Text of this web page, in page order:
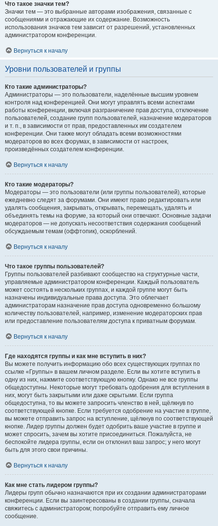
Что такое значки тем?
Значки тем — это выбранные авторами изображения, связанные с
сообщениями и отражающие их содержание. Возможность
использования значков тем зависит от разрешений, установленных
администратором конференции.
Вернуться к началу
Уровни пользователей и группы
Кто такие администраторы?
Администраторы — это пользователи, наделённые высшим уровнем
контроля над конференцией. Они могут управлять всеми аспектами
работы конференции, включая разграничение прав доступа, отключение
пользователей, создание групп пользователей, назначение модераторов
и т. п., в зависимости от прав, предоставленных им создателем
конференции. Они также могут обладать всеми возможностями
модераторов во всех форумах, в зависимости от настроек,
произведённых создателем конференции.
Вернуться к началу
Кто такие модераторы?
Модераторы — это пользователи (или группы пользователей), которые
ежедневно следят за форумами. Они имеют право редактировать или
удалять сообщения, закрывать, открывать, перемещать, удалять и
объединять темы на форуме, за который они отвечают. Основные задачи
модераторов — не допускать несоответствия содержания сообщений
обсуждаемым темам (оффтопик), оскорблений.
Вернуться к началу
Что такое группы пользователей?
Группы пользователей разбивают сообщество на структурные части,
управляемые администратором конференции. Каждый пользователь
может состоять в нескольких группах, и каждой группе могут быть
назначены индивидуальные права доступа. Это облегчает
администраторам назначение прав доступа одновременно большому
количеству пользователей, например, изменение модераторских прав
или предоставление пользователям доступа к приватным форумам.
Вернуться к началу
Где находятся группы и как мне вступить в них?
Вы можете получить информацию обо всех существующих группах по
ссылке «Группы» в вашем личном разделе. Если вы хотите вступить в
одну из них, нажмите соответствующую кнопку. Однако не все группы
общедоступны. Некоторые могут требовать одобрения для вступления в
них, могут быть закрытыми или даже скрытыми. Если группа
общедоступна, то вы можете запросить членство в ней, щёлкнув по
соответствующей кнопке. Если требуется одобрение на участие в группе,
вы можете отправить запрос на вступление, щёлкнув по соответствующей
кнопке. Лидер группы должен будет одобрить ваше участие в группе и
может спросить, зачем вы хотите присоединиться. Пожалуйста, не
беспокойте лидера группы, если он отклонил ваш запрос; у него могут
быть для этого свои причины.
Вернуться к началу
Как мне стать лидером группы?
Лидеры групп обычно назначаются при их создании администраторами
конференции. Если вы заинтересованы в создании группы, сначала
свяжитесь с администратором; попробуйте отправить ему личное
сообщение.